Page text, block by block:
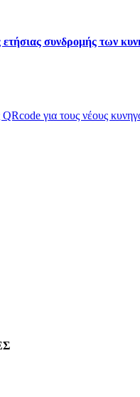
συνδρομής των
για τους νέους